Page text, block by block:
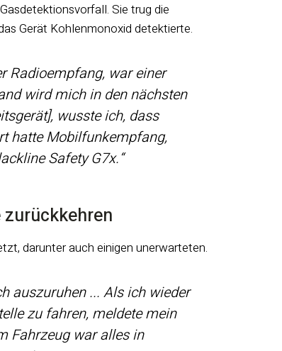
Sie trug die
Gerät Kohlenmonoxid detektierte.
Radioempfang, war einer
wird mich in den nächsten
wusste ich, dass
hatte Mobilfunkempfang,
Safety G7x.“
darunter auch einigen unerwarteten.
auszuruhen ... Als ich wieder
zu fahren, meldete mein
Fahrzeug war alles in